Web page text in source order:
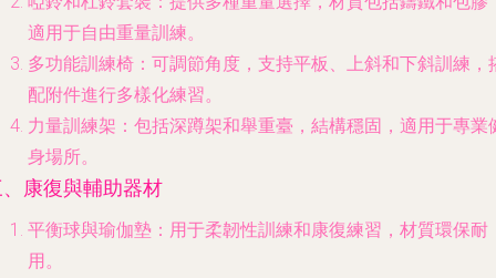
適用于自由重量訓練。
多功能訓練椅 ：可調節角度，支持平板、上斜和下斜訓練，
配附件進行多樣化練習。
力量訓練架 ：包括深蹲架和舉重臺，結構穩固，適用于專業
身場所。
康復與輔助器材
平衡球與瑜伽墊 ：用于柔韌性訓練和康復練習，材質環保耐
用。